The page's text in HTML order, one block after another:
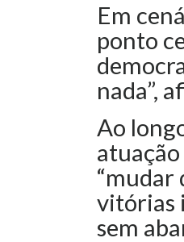
Em
ponto
nada”,
Ao
atuação
“mudar
vitórias
sem